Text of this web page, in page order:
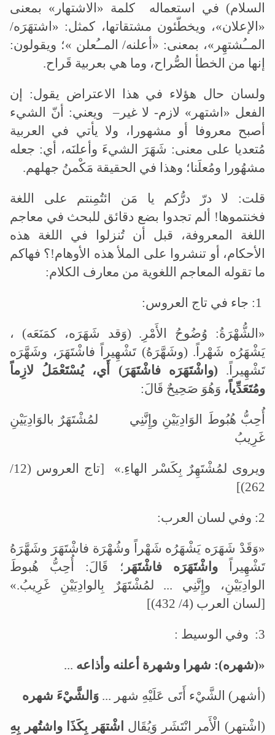
السلام) في استعماله كلمة «الاشتهار» بمعنى
«الإعلان»، ويخطّئون مشتقاتها، كمثل: «اشتهَرَه/
المــُشتهِر»، بمعنى: «أعلنه/ المــُعلن »؛ ويقولون:
إنها من الخطأ الصُّراح، وما هي بعربية قَراح.
ولسان حال هؤلاء في هذا الاعتراض يقول: إن
الفعل «اشتهر» لازم- لا غير– ويعني: أنّ الشيء
أصبح معروفا أو مشهورا، ولا يأتي في العربية
مُتعديا على معنى: شَهَرَ الشيءَ وأعلنَه، أي: جعله
مشهُورا ومُعلَنا؛ وهذا في الحقيقة مَكْمنُ جهلهم.
قلت: لا درّ درُّكم يا مَن ائتُمِنتم على اللغة
فخنتموها! ألم تجدوا بضع دقائق للبحث في معاجم
اللغة المعروفة، قبل أن تُنزلوا في اللغة هذه
الأحكام، أو تنشروا على الملأ هذه الأوهام!؟ فهاكم
ما تقوله المعاجم اللغوية من معارف الكلام:
«الشُّهْرَةُ: وُضُوحُ الأَمْرِ. (وَقد شَهَرَه، كمَنَعَه) ،
يَشْهَرُه شَهْراً. (وشَهَّرَهُ) تَشْهِيراً فاشْتَهَرَ، وشَهَّرَه
تَشْهِيراً. (واشْتَهَرَه فاشْتَهَرَ) أَي، يُسْتَعْمَلُ لازِماً
ومُتَعَدِّياً، وَهُوَ صَحِيحٌ قَالَ:
أُحِبُّ هُبُوطَ الوَادِيَيْنِ وإِنَّنِي لمُشْتَهَرٌ بالوَادِيَيْنِ
غَرِيبُ
ويروى لمُشْتَهِرٌ بِكَسْر الهاءِ.» [تاج العروس (12/
262)]
2: وفي لسان العرب:
«وَقَدْ شَهَرَه يَشْهَرُه شَهْراً وشُهْرَة فاشْتَهَرَ وشَهَّرَهُ
تَشْهِيراًواشْتَهَرَه فاشْتَهَر ؛ قَالَ: أُحِبُّ هُبوطَ
الوادِيَيْنِ، وإِنَّنِي ... لمُشْتَهَرٌ بِالوادِيَيْنِ غَرِيبُ.»
[لسان العرب (4/ 432)]
3: وفي الوسيط :
«(شهره): شهرا وشهرة أعلنه وأذاعه ...
(أشهر) الشَّيْء أَتَى عَلَيْهِ شهر ...وَالشَّيْءَ شهره
(اشْتهر) الْأَمر انْتَشَر وَيُقَال اشْتهَر بِكَذَا واشتُهر بِهِ